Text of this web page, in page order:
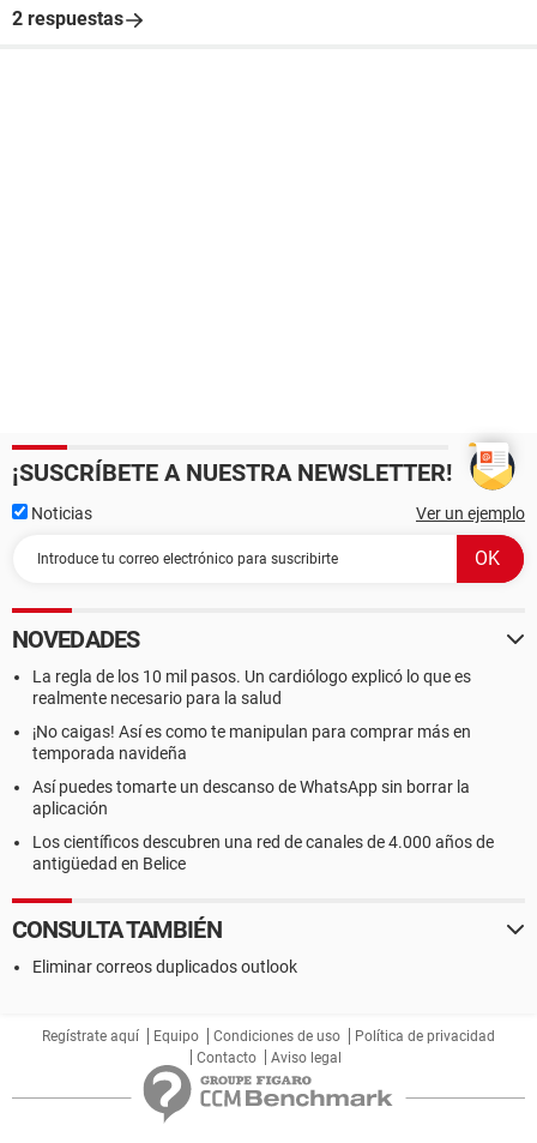
2 respuestas
¡SUSCRÍBETE A NUESTRA NEWSLETTER!
Noticias Ver un ejemplo
NOVEDADES
La regla de los 10 mil pasos. Un cardiólogo explicó lo que es
realmente necesario para la salud
¡No caigas! Así es como te manipulan para comprar más en
temporada navideña
Así puedes tomarte un descanso de WhatsApp sin borrar la
aplicación
Los científicos descubren una red de canales de 4.000 años de
antigüedad en Belice
CONSULTA TAMBIÉN
Eliminar correos duplicados outlook
Regístrate aquí Equipo Condiciones de uso
Política de privacidad
Contacto
Aviso legal